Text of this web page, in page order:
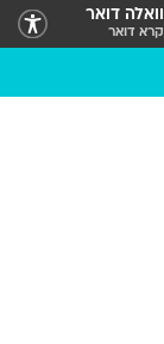
וואלה דואר
קרא דואר